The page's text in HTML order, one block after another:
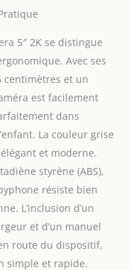
apprécient cette
d’intervenir
sentiment de
la sérénité
𝐜𝐥𝐚𝐢𝐫𝐞 𝐞𝐭 𝐧𝐮𝐢𝐭
2K avec vision
discrète offre une
dans
protège les
en rassurant les
de jour comme
𝐞𝐭 𝐮𝐭𝐢𝐥𝐢𝐬𝐚𝐭𝐢𝐨𝐧
portable
au mode
iPhone et
via smartphone ou
utilisateurs et
La flexibilité
5″ 2K se distingue
Avec ses
centimètres et un
est facilement
dans
La couleur grise
et moderne.
styrène (ABS),
résiste bien
L’inclusion d’un
et d’un manuel
route du dispositif,
simple et rapide.